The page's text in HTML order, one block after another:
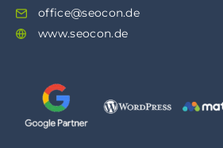
office@seocon.de
www.seocon.de